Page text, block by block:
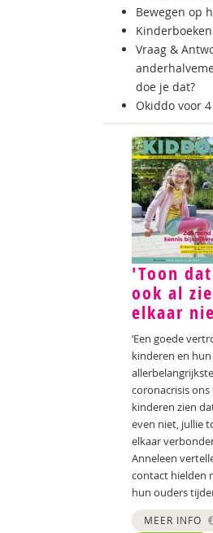
Bewegen op
Kinderboeken
Vraag &
doe je dat?
Okiddo voor
'Toon
ook al
elkaar
‘Een goede
kinderen en
coronacrisis
kinderen zien
even niet, jullie
elkaar
Anneleen
contact hielden
hun ouders
MEER INFO